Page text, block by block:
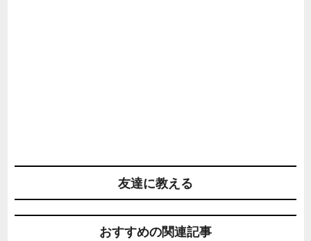
友達に教える
おすすめの関連記事